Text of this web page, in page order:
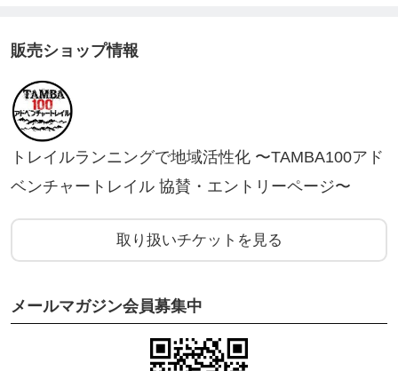
販売ショップ情報
トレイルランニングで地域活性化 〜TAMBA100アド
ベンチャートレイル 協賛・エントリーページ〜
取り扱いチケットを見る
メールマガジン会員募集中